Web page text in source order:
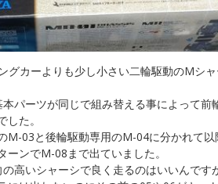
グカーよりも少し小さい二輪駆動のMシ
パーツが同じで組み替える事によって前
た。
M-03と後輪駆動専用のM-04に分かれて
ーンでM-08まで出ていました。
高いシャーシで良く走るのはいいんです